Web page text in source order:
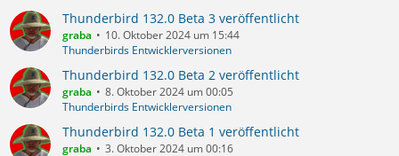
Thunderbird 132.0 Beta 3 veröffentlicht
graba
10. Oktober 2024 um 15:44
Thunderbirds Entwicklerversionen
Thunderbird 132.0 Beta 2 veröffentlicht
graba
8. Oktober 2024 um 00:05
Thunderbirds Entwicklerversionen
Thunderbird 132.0 Beta 1 veröffentlicht
graba
3. Oktober 2024 um 00:16